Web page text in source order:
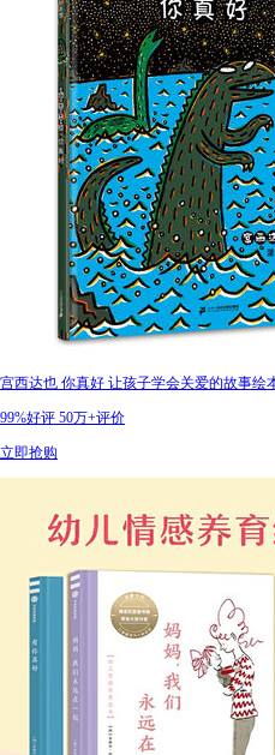
宫西达也 你真好 让孩子学会关爱的故事绘
99%好评 50万+评价
立即抢购